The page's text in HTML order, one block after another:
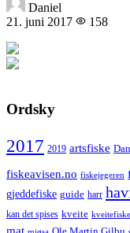
Daniel
21. juni 2017
158
Ordsky
2017 2019 artsfiske
fiskeavisen.no fiskejegeren
gjeddefiske guide harr
kan det spises kveite kveitefiske
mat